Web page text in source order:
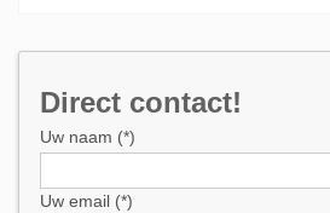
Direct contact!
Uw naam (*)
Uw email (*)